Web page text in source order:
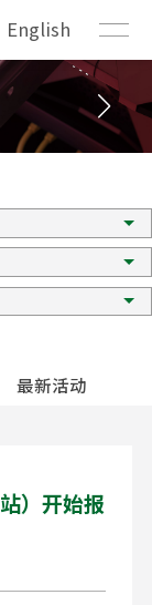
English
最新活动
）开始报